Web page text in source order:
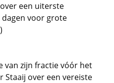
een uiterste
voor grote
van zijn fractie vóór het
Staaij over een vereiste